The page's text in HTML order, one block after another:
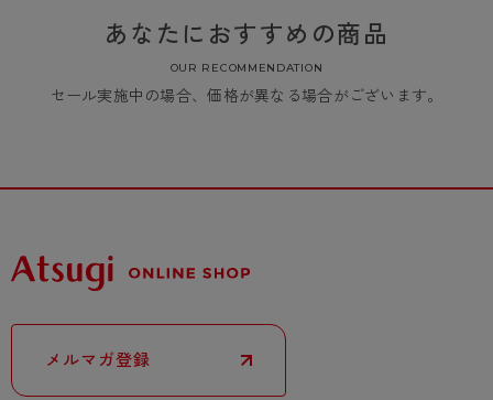
あなたにおすすめの商品
OUR RECOMMENDATION
セール実施中の場合、価格が異なる場合がございます。
メルマガ登録